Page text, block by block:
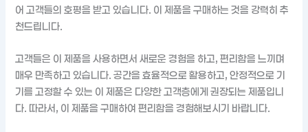
어 고객들의 호평을 받고 있습니다. 이 제품을 구매하는 것을 강력히 추
천드립니다.
고객들은 이 제품을 사용하면서 새로운 경험을 하고, 편리함을 느끼며
매우 만족하고 있습니다. 공간을 효율적으로 활용하고, 안정적으로 기
기를 고정할 수 있는 이 제품은 다양한 고객층에게 권장되는 제품입니
다. 따라서, 이 제품을 구매하여 편리함을 경험해보시기 바랍니다.